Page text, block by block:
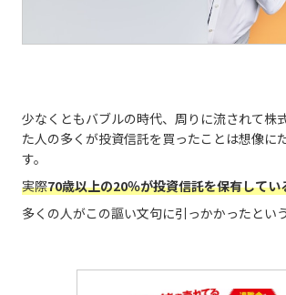
少なくともバブルの時代、周りに流されて株
た人の多くが投資信託を買ったことは想像に
す。
実際70歳以上の20％が投資信託を保有してい
多くの人がこの謳い文句に引っかかったとい